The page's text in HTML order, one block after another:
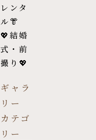
レンタ
ル👘
💖結婚
式・前
撮り💖
ギャラ
リー
カテゴ
リー